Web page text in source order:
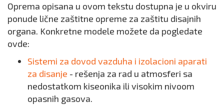
Oprema opisana u ovom tekstu dostupna je u okviru
ponude lične zaštitne opreme za zaštitu disajnih
organa. Konkretne modele možete da pogledate
ovde:
Sistemi za dovod vazduha i izolacioni aparati
za disanje - rešenja za rad u atmosferi sa
nedostatkom kiseonika ili visokim nivoom
opasnih gasova.